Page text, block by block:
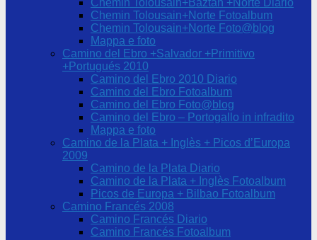
Chemin Tolousain+Baztan +Norte Diario
Chemin Tolousain+Norte Fotoalbum
Chemin Tolousain+Norte Foto@blog
Mappa e foto
Camino del Ebro +Salvador +Primitivo
+Portugués 2010
Camino del Ebro 2010 Diario
Camino del Ebro Fotoalbum
Camino del Ebro Foto@blog
Camino del Ebro – Portogallo in infradito
Mappa e foto
Camino de la Plata + Inglès + Picos d’Europa
2009
Camino de la Plata Diario
Camino de la Plata + Inglès Fotoalbum
Picos de Europa + Bilbao Fotoalbum
Camino Francés 2008
Camino Francés Diario
Camino Francés Fotoalbum